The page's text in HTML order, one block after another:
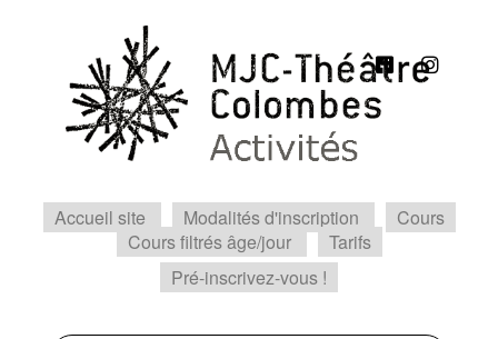
Accueil site Modalités d'inscription
Cours
Cours filtrés âge/jour
Tarifs
Pré-inscrivez-vous !